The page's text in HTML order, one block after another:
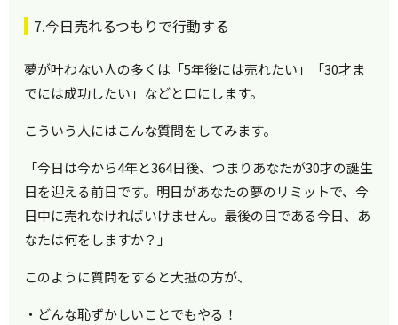
7.今日売れるつもりで行動する
夢が叶わない人の多くは「5年後には売れたい」「30才ま
でには成功したい」などと口にします。
こういう人にはこんな質問をしてみます。
「今日は今から4年と364日後、つまりあなたが30才の誕生
日を迎える前日です。明日があなたの夢のリミットで、今
日中に売れなければいけません。最後の日である今日、あ
なたは何をしますか？」
このように質問をすると大抵の方が、
・どんな恥ずかしいことでもやる！